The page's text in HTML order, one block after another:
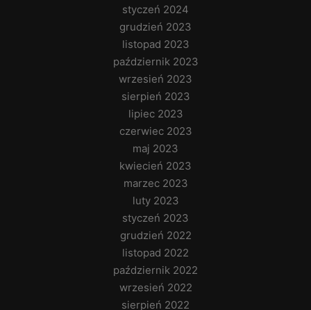
styczeń 2024
grudzień 2023
listopad 2023
październik 2023
wrzesień 2023
sierpień 2023
lipiec 2023
czerwiec 2023
maj 2023
kwiecień 2023
marzec 2023
luty 2023
styczeń 2023
grudzień 2022
listopad 2022
październik 2022
wrzesień 2022
sierpień 2022